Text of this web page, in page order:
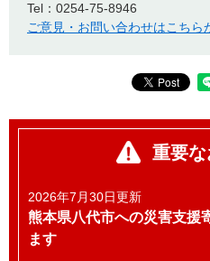
Tel：0254-75-8946
ご意見・お問い合わせはこちら
重要
2026年7月30日更新
熊本県八代市への災害支援
ます